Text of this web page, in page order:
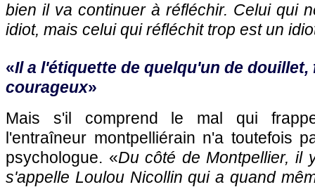
bien il va continuer à réfléchir. Celui qui
idiot, mais celui qui réfléchit trop est un
«Il a l'étiquette de quelqu'un de douillet,
courageux»
Mais s'il comprend le mal qui
l'entraîneur montpelliérain n'a toutefois
psychologue. «Du côté de Montpellier, il
s'appelle Loulou Nicollin qui a quand